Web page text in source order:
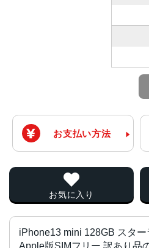
お支払い方法
お気に入り
iPhone13 mini 128GB スタ